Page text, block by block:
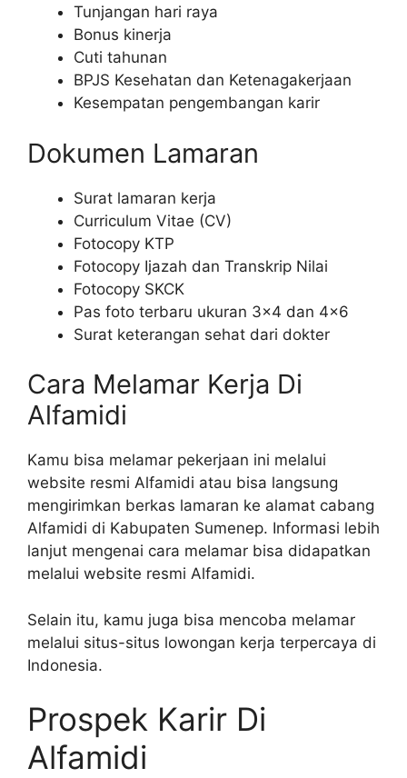
Tunjangan hari raya
Bonus kinerja
Cuti tahunan
BPJS Kesehatan dan Ketenagakerjaan
Kesempatan pengembangan karir
Dokumen Lamaran
Surat lamaran kerja
Curriculum Vitae (CV)
Fotocopy KTP
Fotocopy Ijazah dan Transkrip Nilai
Fotocopy SKCK
Pas foto terbaru ukuran 3×4 dan 4×6
Surat keterangan sehat dari dokter
Cara Melamar Kerja Di
Alfamidi
Kamu bisa melamar pekerjaan ini melalui
website resmi Alfamidi atau bisa langsung
mengirimkan berkas lamaran ke alamat cabang
Alfamidi di Kabupaten Sumenep. Informasi lebih
lanjut mengenai cara melamar bisa didapatkan
melalui website resmi Alfamidi.
Selain itu, kamu juga bisa mencoba melamar
melalui situs-situs lowongan kerja terpercaya di
Indonesia.
Prospek Karir Di
Alfamidi